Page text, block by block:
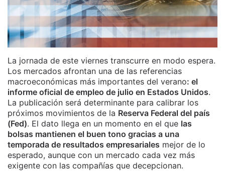
La jornada de este viernes transcurre en modo espera.
Los mercados afrontan una de las referencias
macroeconómicas más importantes del verano: el
informe oficial de empleo de julio en Estados Unidos.
La publicación será determinante para calibrar los
próximos movimientos de la Reserva Federal del país
(Fed). El dato llega en un momento en el que las
bolsas mantienen el buen tono gracias a una
temporada de resultados empresariales mejor de lo
esperado, aunque con un mercado cada vez más
exigente con las compañías que decepcionan.